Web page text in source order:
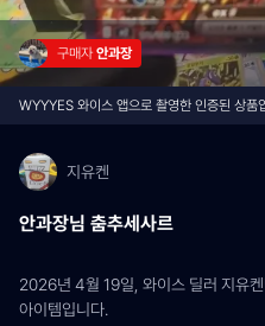
구매자 안과장
WYYYES 와이스 앱으로 촬영한 인증된 상품
지유켄
안과장님 춤추세사르
2026년 4월 19일, 와이스 딜러 지유
아이템입니다.